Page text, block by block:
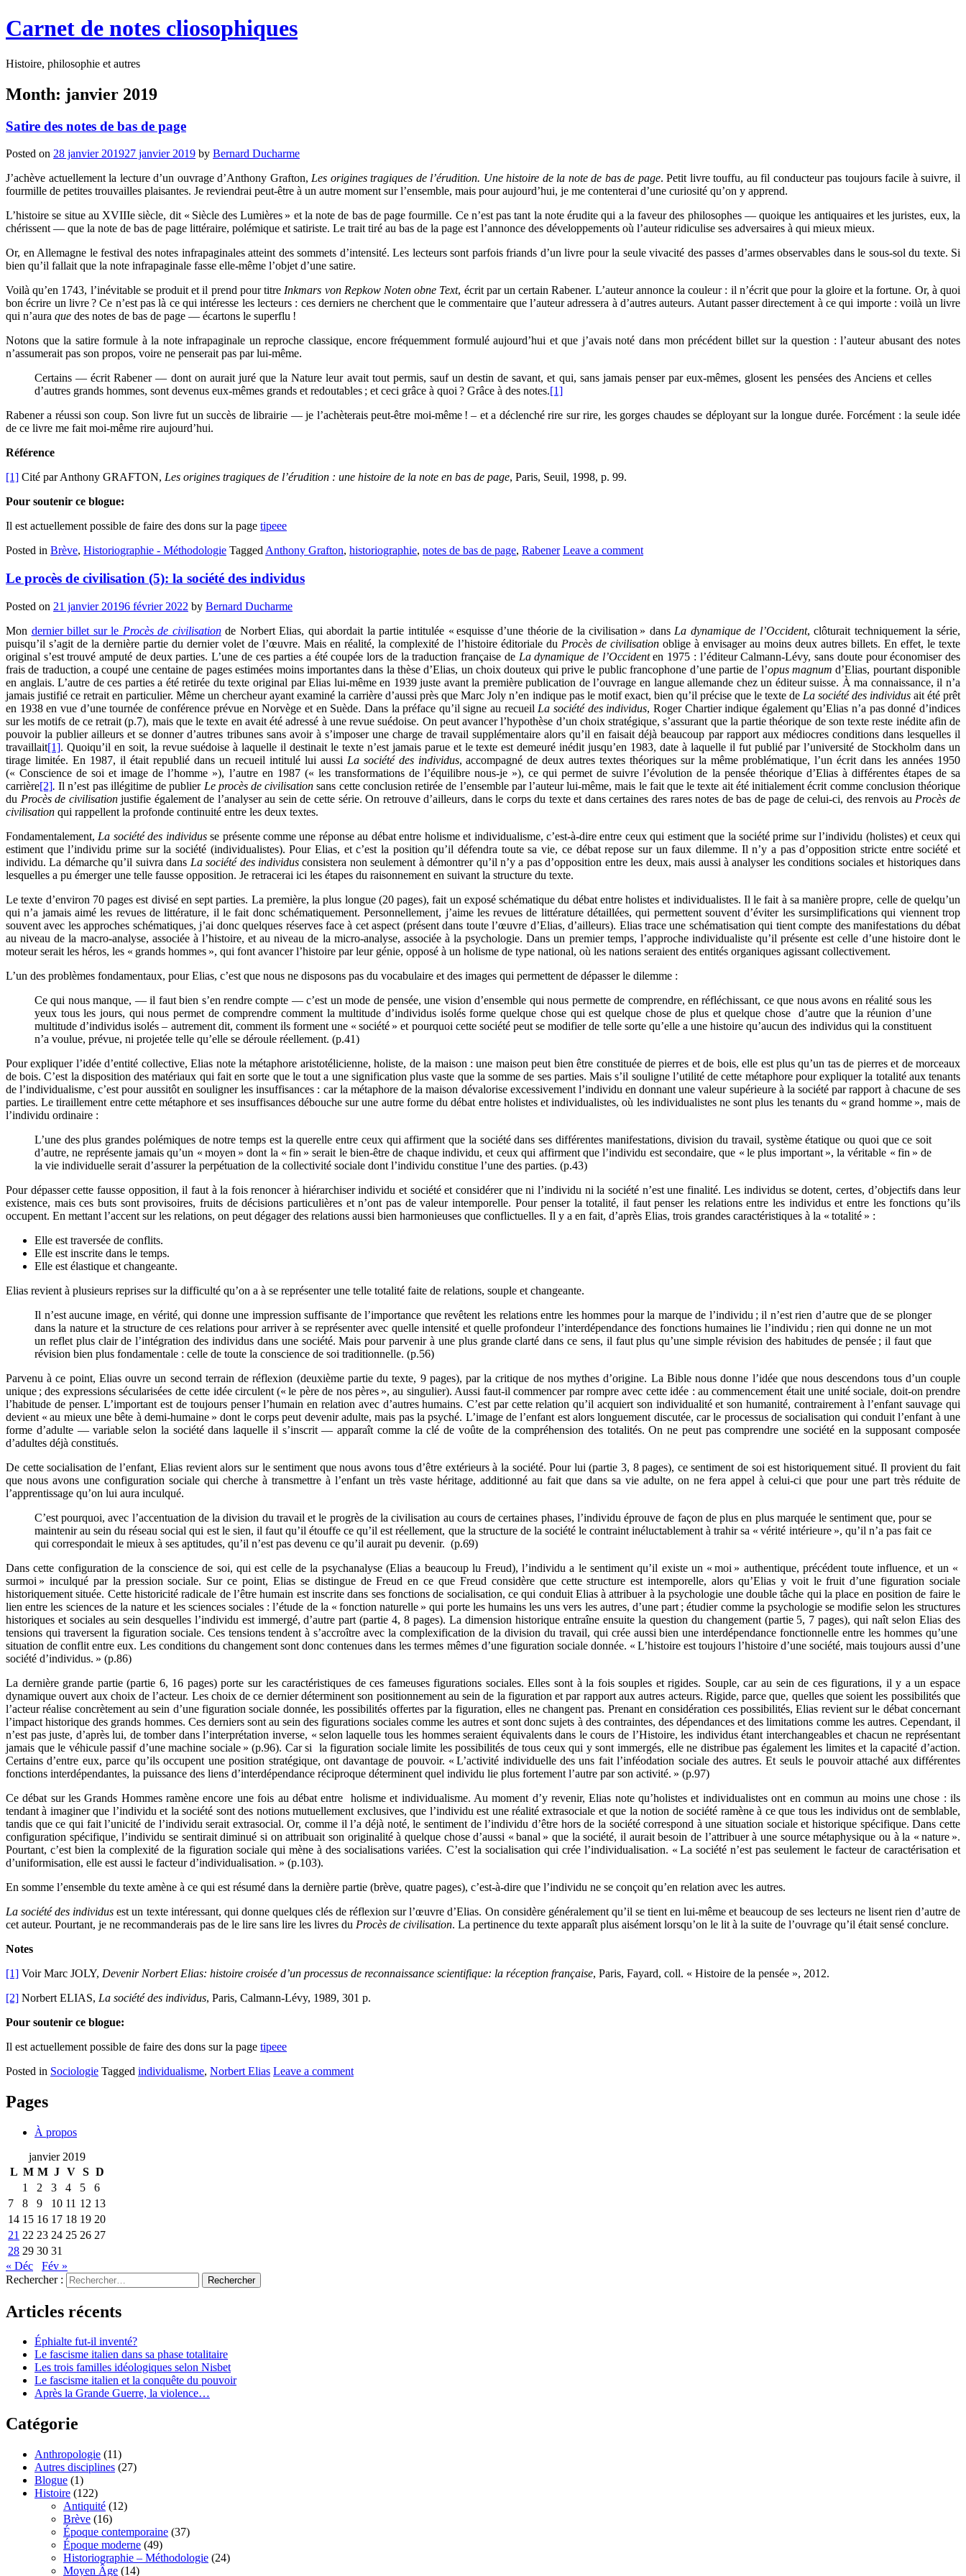
Carnet de notes cliosophiques
Histoire, philosophie et autres
Month: janvier 2019
Satire des notes de bas de page
Posted on 28 janvier 201927 janvier 2019 by Bernard Ducharme
J’achève actuellement la lecture d’un ouvrage d’Anthony Grafton,Les origines tragiques de l’érudition. Une histoire de la note de bas de page. Petit livre touffu, au fil conducteur pas toujours facile à suivre, il
fourmille de petites trouvailles plaisantes. Je reviendrai peut-être à un autre moment sur l’ensemble, mais pour aujourd’hui, je me contenterai d’une curiosité qu’on y apprend.
L’histoire se situe au XVIIIe siècle, dit « Siècle des Lumières » et la note de bas de page fourmille. Ce n’est pas tant la note érudite qui a la faveur des philosophes — quoique les antiquaires et les juristes, eux, la
chérissent — que la note de bas de page littéraire, polémique et satiriste. Le trait tiré au bas de la page est l’annonce des développements où l’auteur ridiculise ses adversaires à qui mieux mieux.
Or, en Allemagne le festival des notes infrapaginales atteint des sommets d’intensité. Les lecteurs sont parfois friands d’un livre pour la seule vivacité des passes d’armes observables dans le sous-sol du texte. Si
bien qu’il fallait que la note infrapaginale fasse elle-même l’objet d’une satire.
Voilà qu’en 1743, l’inévitable se produit et il prend pour titreInkmars von Repkow Noten obne Text, écrit par un certain Rabener. L’auteur annonce la couleur : il n’écrit que pour la gloire et la fortune. Or, à quoi
bon écrire un livre ? Ce n’est pas là ce qui intéresse les lecteurs : ces derniers ne cherchent que le commentaire que l’auteur adressera à d’autres auteurs. Autant passer directement à ce qui importe : voilà un livre
qui n’aura que des notes de bas de page — écartons le superflu !
Notons que la satire formule à la note infrapaginale un reproche classique, encore fréquemment formulé aujourd’hui et que j’avais noté dans mon précédent billet sur la question : l’auteur abusant des notes
n’assumerait pas son propos, voire ne penserait pas par lui-même.
Certains — écrit Rabener — dont on aurait juré que la Nature leur avait tout permis, sauf un destin de savant, et qui, sans jamais penser par eux-mêmes, glosent les pensées des Anciens et celles
d’autres grands hommes, sont devenus eux-mêmes grands et redoutables ; et ceci grâce à quoi ? Grâce à des notes.[1]
Rabener a réussi son coup. Son livre fut un succès de librairie — je l’achèterais peut-être moi-même ! – et a déclenché rire sur rire, les gorges chaudes se déployant sur la longue durée. Forcément : la seule idée
de ce livre me fait moi-même rire aujourd’hui.
Référence
[1] Cité par Anthony GRAFTON, Les origines tragiques de l’érudition : une histoire de la note en bas de page, Paris, Seuil, 1998, p. 99.
Pour soutenir ce blogue:
Il est actuellement possible de faire des dons sur la page tipeee
Posted in Brève, Historiographie - Méthodologie TaggedAnthony Grafton, historiographie, notes de bas de page, Rabener Leave a comment
Le procès de civilisation (5): la société des individus
Posted on 21 janvier 20196 février 2022 by Bernard Ducharme
Mon dernier billet sur le Procès de civilisationde Norbert Elias, qui abordait la partie intitulée « esquisse d’une théorie de la civilisation » dans La dynamique de l’Occident, clôturait techniquement la série,
puisqu’il s’agit de la dernière partie du dernier volet de l’œuvre. Mais en réalité, la complexité de l’histoire éditoriale du Procès de civilisationoblige à envisager au moins deux autres billets. En effet, le texte
original s’est trouvé amputé de deux parties. L’une de ces parties a été coupée lors de la traduction française de La dynamique de l’Occidenten 1975 : l’éditeur Calmann-Lévy, sans doute pour économiser des
frais de traduction, a coupé une centaine de pages estimées moins importantes dans la thèse d’Elias, un choix douteux qui prive le public francophone d’une partie de l’opus magnum d’Elias, pourtant disponible
en anglais. L’autre de ces parties a été retirée du texte original par Elias lui-même en 1939 juste avant la première publication de l’ouvrage en langue allemande chez un éditeur suisse. À ma connaissance, il n’a
jamais justifié ce retrait en particulier. Même un chercheur ayant examiné la carrière d’aussi près que Marc Joly n’en indique pas le motif exact, bien qu’il précise que le texte de La société des individusait été prêt
en 1938 en vue d’une tournée de conférence prévue en Norvège et en Suède. Dans la préface qu’il signe au recueil La société des individus, Roger Chartier indique également qu’Elias n’a pas donné d’indices
sur les motifs de ce retrait (p.7), mais que le texte en avait été adressé à une revue suédoise. On peut avancer l’hypothèse d’un choix stratégique, s’assurant que la partie théorique de son texte reste inédite afin de
pouvoir la publier ailleurs et se donner d’autres tribunes sans avoir à s’imposer une charge de travail supplémentaire alors qu’il en faisait déjà beaucoup par rapport aux médiocres conditions dans lesquelles il
travaillait[1]. Quoiqu’il en soit, la revue suédoise à laquelle il destinait le texte n’est jamais parue et le texte est demeuré inédit jusqu’en 1983, date à laquelle il fut publié par l’université de Stockholm dans un
tirage limitée. En 1987, il était republié dans un recueil intitulé lui aussi La société des individus, accompagné de deux autres textes théoriques sur la même problématique, l’un écrit dans les années 1950
(« Conscience de soi et image de l’homme »), l’autre en 1987 (« les transformations de l’équilibre nous-je »), ce qui permet de suivre l’évolution de la pensée théorique d’Elias à différentes étapes de sa
carrière[2].Il n’est pas illégitime de publier Le procès de civilisation sans cette conclusion retirée de l’ensemble par l’auteur lui-même, mais le fait que le texte ait été initialement écrit comme conclusion théorique
du Procès de civilisationjustifie également de l’analyser au sein de cette série. On retrouve d’ailleurs, dans le corps du texte et dans certaines des rares notes de bas de page de celui-ci, des renvois au Procès de
civilisation qui rappellent la profonde continuité entre les deux textes.
Fondamentalement, La société des individusse présente comme une réponse au débat entre holisme et individualisme, c’est-à-dire entre ceux qui estiment que la société prime sur l’individu (holistes) et ceux qui
estiment que l’individu prime sur la société (individualistes). Pour Elias, et c’est la position qu’il défendra toute sa vie, ce débat repose sur un faux dilemme. Il n’y a pas d’opposition stricte entre société et
individu. La démarche qu’il suivra dans La société des individusconsistera non seulement à démontrer qu’il n’y a pas d’opposition entre les deux, mais aussi à analyser les conditions sociales et historiques dans
lesquelles a pu émerger une telle fausse opposition. Je retracerai ici les étapes du raisonnement en suivant la structure du texte.
Le texte d’environ 70 pages est divisé en sept parties. La première, la plus longue (20 pages), fait un exposé schématique du débat entre holistes et individualistes. Il le fait à sa manière propre, celle de quelqu’un
qui n’a jamais aimé les revues de littérature, il le fait donc schématiquement. Personnellement, j’aime les revues de littérature détaillées, qui permettent souvent d’éviter les sursimplifications qui viennent trop
souvent avec les approches schématiques, j’ai donc quelques réserves face à cet aspect (présent dans toute l’œuvre d’Elias, d’ailleurs). Elias trace une schématisation qui tient compte des manifestations du débat
au niveau de la macro-analyse, associée à l’histoire, et au niveau de la micro-analyse, associée à la psychologie. Dans un premier temps, l’approche individualiste qu’il présente est celle d’une histoire dont le
moteur serait les héros, les « grands hommes », qui font avancer l’histoire par leur génie, opposé à un holisme de type national, où les nations seraient des entités organiques agissant collectivement.
L’un des problèmes fondamentaux, pour Elias, c’est que nous ne disposons pas du vocabulaire et des images qui permettent de dépasser le dilemme :
Ce qui nous manque, — il faut bien s’en rendre compte — c’est un mode de pensée, une vision d’ensemble qui nous permette de comprendre, en réfléchissant, ce que nous avons en réalité sous les
yeux tous les jours, qui nous permet de comprendre comment la multitude d’individus isolés forme quelque chose qui est quelque chose de plus et quelque chose d’autre que la réunion d’une
multitude d’individus isolés – autrement dit, comment ils forment une « société » et pourquoi cette société peut se modifier de telle sorte qu’elle a une histoire qu’aucun des individus qui la constituent
n’a voulue, prévue, ni projetée telle qu’elle se déroule réellement. (p.41)
Pour expliquer l’idée d’entité collective, Elias note la métaphore aristotélicienne, holiste, de la maison : une maison peut bien être constituée de pierres et de bois, elle est plus qu’un tas de pierres et de morceaux
de bois. C’est la disposition des matériaux qui fait en sorte que le tout a une signification plus vaste que la somme de ses parties. Mais s’il souligne l’utilité de cette métaphore pour expliquer la totalité aux tenants
de l’individualisme, c’est pour aussitôt en souligner les insuffisances : car la métaphore de la maison dévalorise excessivement l’individu en donnant une valeur supérieure à la société par rapport à chacune de ses
parties. Le tiraillement entre cette métaphore et ses insuffisances débouche sur une autre forme du débat entre holistes et individualistes, où les individualistes ne sont plus les tenants du « grand homme », mais de
l’individu ordinaire :
L’une des plus grandes polémiques de notre temps est la querelle entre ceux qui affirment que la société dans ses différentes manifestations, division du travail, système étatique ou quoi que ce soit
d’autre, ne représente jamais qu’un « moyen » dont la « fin » serait le bien-être de chaque individu, et ceux qui affirment que l’individu est secondaire, que « le plus important », la véritable « fin » de
la vie individuelle serait d’assurer la perpétuation de la collectivité sociale dont l’individu constitue l’une des parties. (p.43)
Pour dépasser cette fausse opposition, il faut à la fois renoncer à hiérarchiser individu et société et considérer que ni l’individu ni la société n’est une finalité. Les individus se dotent, certes, d’objectifs dans leur
existence, mais ces buts sont provisoires, fruits de décisions particulières et n’ont pas de valeur intemporelle. Pour penser la totalité, il faut penser les relations entre les individus et entre les fonctions qu’ils
occupent. En mettant l’accent sur les relations, on peut dégager des relations aussi bien harmonieuses que conflictuelles. Il y a en fait, d’après Elias, trois grandes caractéristiques à la « totalité » :
Elle est traversée de conflits.
Elle est inscrite dans le temps.
Elle est élastique et changeante.
Elias revient à plusieurs reprises sur la difficulté qu’on a à se représenter une telle totalité faite de relations, souple et changeante.
Il n’est aucune image, en vérité, qui donne une impression suffisante de l’importance que revêtent les relations entre les hommes pour la marque de l’individu ; il n’est rien d’autre que de se plonger
dans la nature et la structure de ces relations pour arriver à se représenter avec quelle intensité et quelle profondeur l’interdépendance des fonctions humaines lie l’individu ; rien qui donne ne un mot
un reflet plus clair de l’intégration des individus dans une société. Mais pour parvenir à une plus grande clarté dans ce sens, il faut plus qu’une simple révision des habitudes de pensée ; il faut que
révision bien plus fondamentale : celle de toute la conscience de soi traditionnelle. (p.56)
Parvenu à ce point, Elias ouvre un second terrain de réflexion (deuxième partie du texte, 9 pages), par la critique de nos mythes d’origine. La Bible nous donne l’idée que nous descendons tous d’un couple
unique ; des expressions sécularisées de cette idée circulent (« le père de nos pères », au singulier). Aussi faut-il commencer par rompre avec cette idée : au commencement était une unité sociale, doit-on prendre
l’habitude de penser. L’important est de toujours penser l’humain en relation avec d’autres humains. C’est par cette relation qu’il acquiert son individualité et son humanité, contrairement à l’enfant sauvage qui
devient « au mieux une bête à demi-humaine » dont le corps peut devenir adulte, mais pas la psyché. L’image de l’enfant est alors longuement discutée, car le processus de socialisation qui conduit l’enfant à une
forme d’adulte — variable selon la société dans laquelle il s’inscrit — apparaît comme la clé de voûte de la compréhension des totalités. On ne peut pas comprendre une société en la supposant composée
d’adultes déjà constitués.
De cette socialisation de l’enfant, Elias revient alors sur le sentiment que nous avons tous d’être extérieurs à la société. Pour lui (partie 3, 8 pages), ce sentiment de soi est historiquement situé. Il provient du fait
que nous avons une configuration sociale qui cherche à transmettre à l’enfant un très vaste héritage, additionné au fait que dans sa vie adulte, on ne fera appel à celui-ci que pour une part très réduite de
l’apprentissage qu’on lui aura inculqué.
C’est pourquoi, avec l’accentuation de la division du travail et le progrès de la civilisation au cours de certaines phases, l’individu éprouve de façon de plus en plus marquée le sentiment que, pour se
maintenir au sein du réseau social qui est le sien, il faut qu’il étouffe ce qu’il est réellement, que la structure de la société le contraint inéluctablement à trahir sa « vérité intérieure », qu’il n’a pas fait ce
qui correspondait le mieux à ses aptitudes, qu’il n’est pas devenu ce qu’il aurait pu devenir. (p.69)
Dans cette configuration de la conscience de soi, qui est celle de la psychanalyse (Elias a beaucoup lu Freud), l’individu a le sentiment qu’il existe un « moi » authentique, précédent toute influence, et un «
surmoi » inculqué par la pression sociale. Sur ce point, Elias se distingue de Freud en ce que Freud considère que cette structure est intemporelle, alors qu’Elias y voit le fruit d’une figuration sociale
historiquement située. Cette historicité radicale de l’être humain est inscrite dans ses fonctions de socialisation, ce qui conduit Elias à attribuer à la psychologie une double tâche qui la place en position de faire le
lien entre les sciences de la nature et les sciences sociales : l’étude de la « fonction naturelle » qui porte les humains les uns vers les autres, d’une part ; étudier comme la psychologie se modifie selon les structures
historiques et sociales au sein desquelles l’individu est immergé, d’autre part (partie 4, 8 pages). La dimension historique entraîne ensuite la question du changement (partie 5, 7 pages), qui naît selon Elias des
tensions qui traversent la figuration sociale. Ces tensions tendent à s’accroître avec la complexification de la division du travail, qui crée aussi bien une interdépendance fonctionnelle entre les hommes qu’une
situation de conflit entre eux. Les conditions du changement sont donc contenues dans les termes mêmes d’une figuration sociale donnée. « L’histoire est toujours l’histoire d’une société, mais toujours aussi d’une
société d’individus. » (p.86)
La dernière grande partie (partie 6, 16 pages) porte sur les caractéristiques de ces fameuses figurations sociales. Elles sont à la fois souples et rigides. Souple, car au sein de ces figurations, il y a un espace
dynamique ouvert aux choix de l’acteur. Les choix de ce dernier déterminent son positionnement au sein de la figuration et par rapport aux autres acteurs. Rigide, parce que, quelles que soient les possibilités que
l’acteur réalise concrètement au sein d’une figuration sociale donnée, les possibilités offertes par la figuration, elles ne changent pas. Prenant en considération ces possibilités, Elias revient sur le débat concernant
l’impact historique des grands hommes. Ces derniers sont au sein des figurations sociales comme les autres et sont donc sujets à des contraintes, des dépendances et des limitations comme les autres. Cependant, il
n’est pas juste, d’après lui, de tomber dans l’interprétation inverse, « selon laquelle tous les hommes seraient équivalents dans le cours de l’Histoire, les individus étant interchangeables et chacun ne représentant
jamais que le véhicule passif d’une machine sociale » (p.96). Car si la figuration sociale limite les possibilités de tous ceux qui y sont immergés, elle ne distribue pas également les limites et la capacité d’action.
Certains d’entre eux, parce qu’ils occupent une position stratégique, ont davantage de pouvoir. « L’activité individuelle des uns fait l’inféodation sociale des autres. Et seuls le pouvoir attaché aux différentes
fonctions interdépendantes, la puissance des liens d’interdépendance réciproque déterminent quel individu lie plus fortement l’autre par son activité. » (p.97)
Ce débat sur les Grands Hommes ramène encore une fois au débat entre holisme et individualisme. Au moment d’y revenir, Elias note qu’holistes et individualistes ont en commun au moins une chose : ils
tendant à imaginer que l’individu et la société sont des notions mutuellement exclusives, que l’individu est une réalité extrasociale et que la notion de société ramène à ce que tous les individus ont de semblable,
tandis que ce qui fait l’unicité de l’individu serait extrasocial. Or, comme il l’a déjà noté, le sentiment de l’individu d’être hors de la société correspond à une situation sociale et historique spécifique. Dans cette
configuration spécifique, l’individu se sentirait diminué si on attribuait son originalité à quelque chose d’aussi « banal » que la société, il aurait besoin de l’attribuer à une source métaphysique ou à la « nature ».
Pourtant, c’est bien la complexité de la figuration sociale qui mène à des socialisations variées. C’est la socialisation qui crée l’individualisation. « La société n’est pas seulement le facteur de caractérisation et
d’uniformisation, elle est aussi le facteur d’individualisation. » (p.103).
En somme l’ensemble du texte amène à ce qui est résumé dans la dernière partie (brève, quatre pages), c’est-à-dire que l’individu ne se conçoit qu’en relation avec les autres.
La société des individus est un texte intéressant, qui donne quelques clés de réflexion sur l’œuvre d’Elias. On considère généralement qu’il se tient en lui-même et beaucoup de ses lecteurs ne lisent rien d’autre de
cet auteur. Pourtant, je ne recommanderais pas de le lire sans lire les livres du Procès de civilisation. La pertinence du texte apparaît plus aisément lorsqu’on le lit à la suite de l’ouvrage qu’il était sensé conclure.
Notes
[1] Voir Marc JOLY, Devenir Norbert Elias: histoire croisée d’un processus de reconnaissance scientifique: la réception française, Paris, Fayard, coll. « Histoire de la pensée », 2012.
[2] Norbert ELIAS, La société des individus, Paris, Calmann-Lévy, 1989, 301 p.
Pour soutenir ce blogue:
Il est actuellement possible de faire des dons sur la page tipeee
Posted in Sociologie Tagged individualisme, Norbert Elias Leave a comment
Pages
À propos
janvier 2019
L M M J V S D
1
2 3 4 5
6
7
8 9 10 11 12 13
14 15 16 17 18 19 20
21 22 23 24 25 26 27
28 29 30 31
« Déc
Fév »
Rechercher :
Articles récents
Éphialte fut-il inventé?
Le fascisme italien dans sa phase totalitaire
Les trois familles idéologiques selon Nisbet
Le fascisme italien et la conquête du pouvoir
Après la Grande Guerre, la violence…
Catégorie
Anthropologie (11)
Autres disciplines (27)
Blogue (1)
Histoire (122)
Antiquité (12)
Brève (16)
Époque contemporaine (37)
Époque moderne (49)
Historiographie – Méthodologie (24)
Moyen Âge (14)